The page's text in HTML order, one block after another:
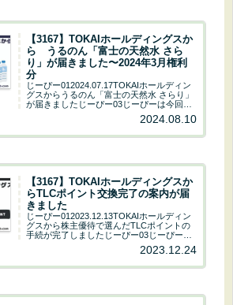
【3167】TOKAIホールディングスか
ら うるのん「富士の天然水 さら
り」が届きました〜2024年3月権利
分
じーぴー012024.07.17TOKAIホールディン
グスからうるのん「富士の天然水 さらり」
が届きましたじーぴー03じーぴーは今回は
お水を選んだんだね！！じーぴー01年に2
回貰えるから、今回はお水です～じーぴー
2024.08.10
【3167】TOKAIホールディングスか
らTLCポイント交換完了の案内が届
きました
じーぴー012023.12.13TOKAIホールディン
グスから株主優待で選んだTLCポイントの
手続が完了しましたじーぴー03じーぴーは
今回はTLCポイントを選んだんだね！！じ
ーぴー01年に2回貰えるから、ポイントと
2023.12.24